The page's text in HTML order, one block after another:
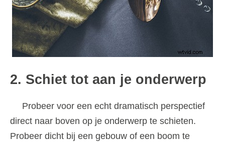
2. Schiet tot aan je onderwerp
Probeer voor een echt dramatisch perspectief
direct naar boven op je onderwerp te schieten.
Probeer dicht bij een gebouw of een boom te